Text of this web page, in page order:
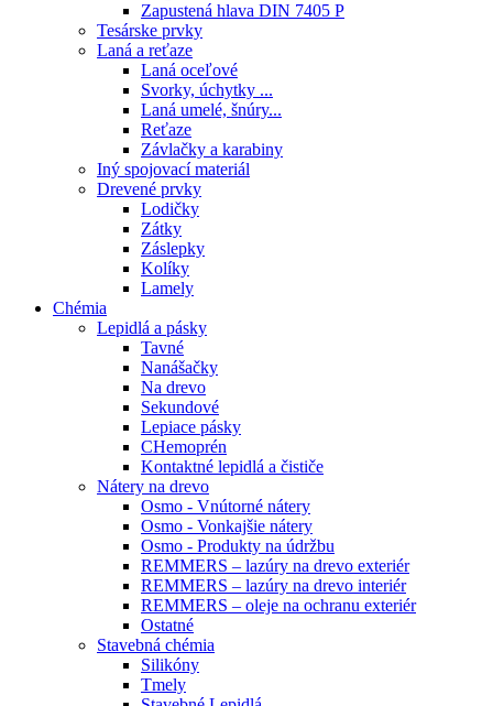
Zapustená hlava DIN 7405 P
Tesárske prvky
Laná a reťaze
Laná oceľové
Svorky, úchytky ...
Laná umelé, šnúry...
Reťaze
Závlačky a karabiny
Iný spojovací materiál
Drevené prvky
Lodičky
Zátky
Záslepky
Kolíky
Lamely
Chémia
Lepidlá a pásky
Tavné
Nanášačky
Na drevo
Sekundové
Lepiace pásky
CHemoprén
Kontaktné lepidlá a čističe
Nátery na drevo
Osmo - Vnútorné nátery
Osmo - Vonkajšie nátery
Osmo - Produkty na údržbu
REMMERS – lazúry na drevo exteriér
REMMERS – lazúry na drevo interiér
REMMERS – oleje na ochranu exteriér
Ostatné
Stavebná chémia
Silikóny
Tmely